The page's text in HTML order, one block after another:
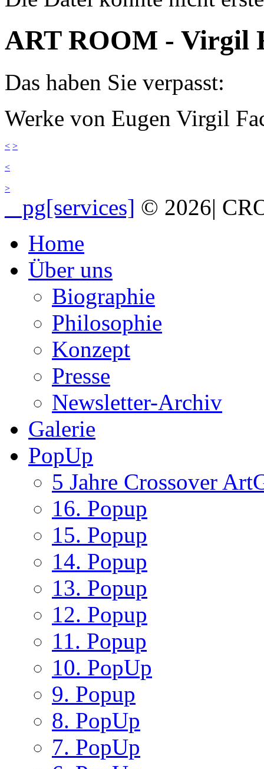
Fehlermeldung
ART ROOM - Virgil
Das haben Sie verpasst:
Werke von Eugen Virgil
< >
<
>
_ pg[services] © 2026|
Home
Über uns
Biographie
Philosophie
Konzept
Presse
Newsletter-Archiv
Galerie
PopUp
5 Jahre Crossover
16. Popup
15. Popup
14. Popup
13. Popup
12. Popup
11. Popup
10. PopUp
9. Popup
8. PopUp
7. PopUp